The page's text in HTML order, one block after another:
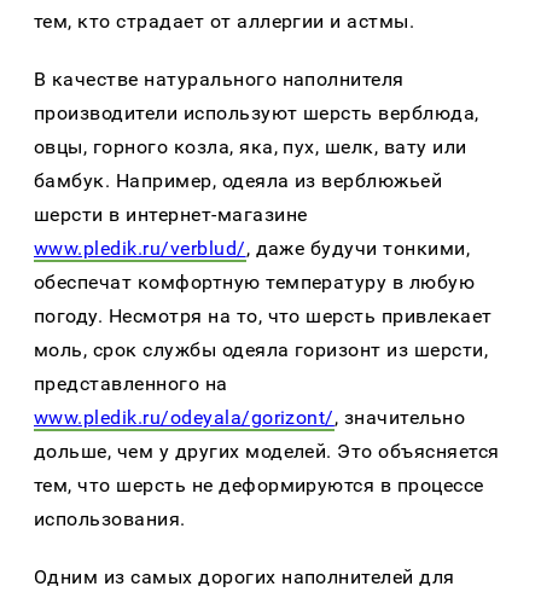
тем, кто страдает от аллергии и астмы.
В качестве натурального наполнителя
производители используют шерсть верблюда,
овцы, горного козла, яка, пух, шелк, вату или
бамбук. Например, одеяла из верблюжьей
шерсти в интернет-магазине
www.pledik.ru/verblud/, даже будучи тонкими,
обеспечат комфортную температуру в любую
погоду. Несмотря на то, что шерсть привлекает
моль, срок службы одеяла горизонт из шерсти,
представленного на
www.pledik.ru/odeyala/gorizont/, значительно
дольше, чем у других моделей. Это объясняется
тем, что шерсть не деформируются в процессе
использования.
Одним из самых дорогих наполнителей для